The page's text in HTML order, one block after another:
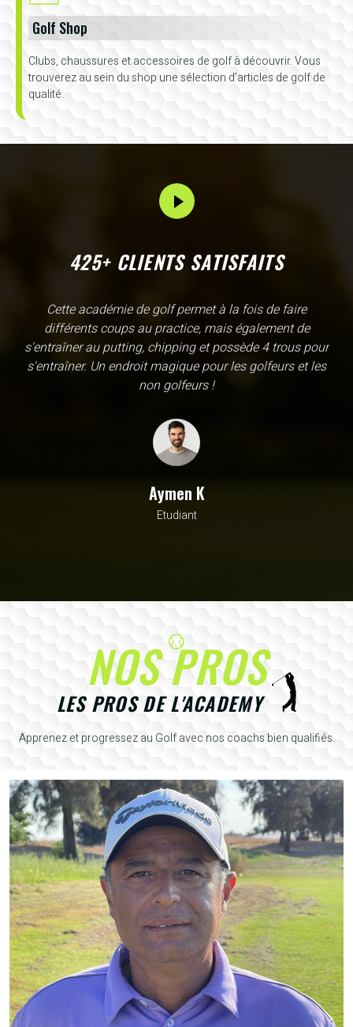
Golf Shop
Clubs, chaussures et accessoires de golf à découvrir. Vous
trouverez au sein du shop une sélection d’articles de golf de
qualité.
425+ CLIENTS SATISFAITS
L'Academy de Gammarth comme son nom l'indique est
une école, en fait c'est un practice exceptionnel. il y a
évidemment un pratique classic sur tapis mais aussi
un sur herbe, des zones pour le chipping, les bumqers...
Vous y avez pensé, c'est à l'academy. Il n'y a pas assez
beauté de ce site
NOS PROS
LES PROS DE L'ACADEMY
Apprenez et progressez au Golf avec nos coachs bien qualifiés.